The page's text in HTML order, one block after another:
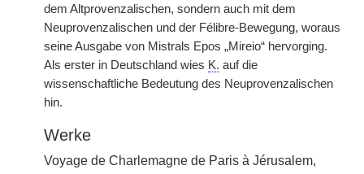
dem Altprovenzalischen, sondern auch mit dem
Neuprovenzalischen und der Félibre-Bewegung, woraus
seine Ausgabe von Mistrals Epos „Mireio“ hervorging.
Als erster in Deutschland wies K. auf die
wissenschaftliche Bedeutung des Neuprovenzalischen
hin.
Werke
Voyage de Charlemagne de Paris à Jérusalem,